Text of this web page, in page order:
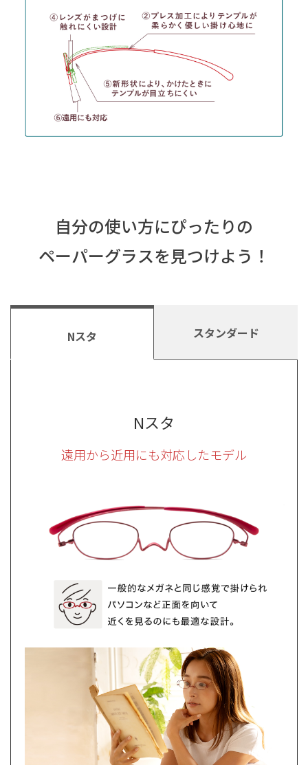
自分の使い方にぴったりの
ペーパーグラスを見つけよう！
Nスタ スタンダード
Nスタ
遠用から近用にも対応したモデル